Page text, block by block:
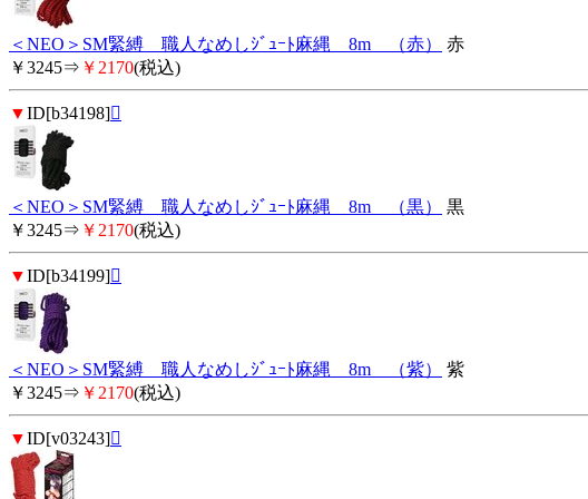
＜NEO＞SM緊縛 職人なめしｼﾞｭｰﾄ麻縄 8m （赤）
赤
￥3245⇒ ￥2170(税込)
▼ID[b34198]
＜NEO＞SM緊縛 職人なめしｼﾞｭｰﾄ麻縄 8m （黒）
黒
￥3245⇒ ￥2170(税込)
▼ID[b34199]
＜NEO＞SM緊縛 職人なめしｼﾞｭｰﾄ麻縄 8m （紫）
紫
￥3245⇒ ￥2170(税込)
▼ID[v03243]